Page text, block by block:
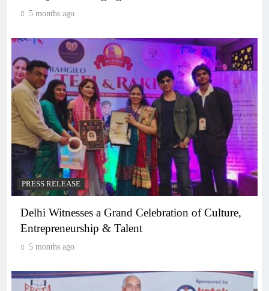
5 months ago
PRESS RELEASE
Delhi Witnesses a Grand Celebration of Culture,
Entrepreneurship & Talent
5 months ago